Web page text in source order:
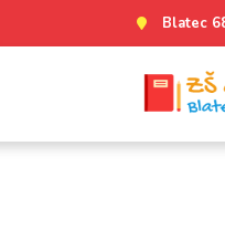
Blatec